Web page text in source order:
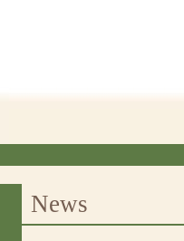
News